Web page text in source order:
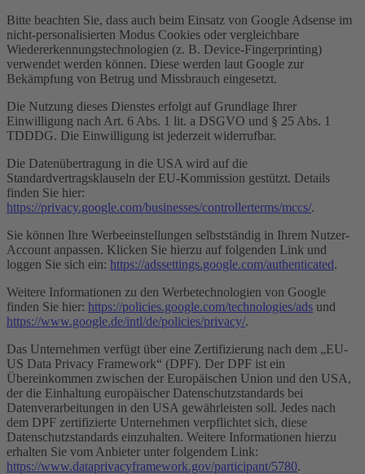
Bitte beachten Sie, dass auch beim Einsatz von Google Adsense im
nicht-personalisierten Modus Cookies oder vergleichbare
Wiedererkennungstechnologien (z. B. Device-Fingerprinting)
verwendet werden können. Diese werden laut Google zur
Bekämpfung von Betrug und Missbrauch eingesetzt.
Die Nutzung dieses Dienstes erfolgt auf Grundlage Ihrer
Einwilligung nach Art. 6 Abs. 1 lit. a DSGVO und § 25 Abs. 1
TDDDG. Die Einwilligung ist jederzeit widerrufbar.
Die Datenübertragung in die USA wird auf die
Standardvertragsklauseln der EU-Kommission gestützt. Details
finden Sie hier:
https://privacy.google.com/businesses/controllerterms/mccs/.
Sie können Ihre Werbeeinstellungen selbstständig in Ihrem Nutzer-
Account anpassen. Klicken Sie hierzu auf folgenden Link und
loggen Sie sich ein: https://adssettings.google.com/authenticated.
Weitere Informationen zu den Werbetechnologien von Google
finden Sie hier: https://policies.google.com/technologies/ads und
https://www.google.de/intl/de/policies/privacy/.
Das Unternehmen verfügt über eine Zertifizierung nach dem „EU-
US Data Privacy Framework“ (DPF). Der DPF ist ein
Übereinkommen zwischen der Europäischen Union und den USA,
der die Einhaltung europäischer Datenschutzstandards bei
Datenverarbeitungen in den USA gewährleisten soll. Jedes nach
dem DPF zertifizierte Unternehmen verpflichtet sich, diese
Datenschutzstandards einzuhalten. Weitere Informationen hierzu
erhalten Sie vom Anbieter unter folgendem Link:
https://www.dataprivacyframework.gov/participant/5780.